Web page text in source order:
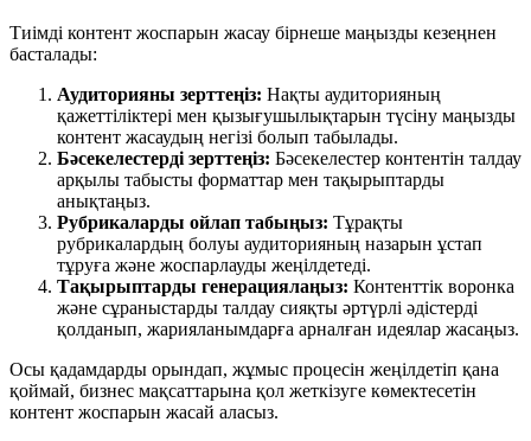
Тиімді контент жоспарын жасау бірнеше маңызды кезеңнен
басталады:
Аудиторияны зерттеңіз: Нақты аудиторияның
қажеттіліктері мен қызығушылықтарын түсіну маңызды
контент жасаудың негізі болып табылады.
Бәсекелестерді зерттеңіз: Бәсекелестер контентін талдау
арқылы табысты форматтар мен тақырыптарды
анықтаңыз.
Рубрикаларды ойлап табыңыз: Тұрақты
рубрикалардың болуы аудиторияның назарын ұстап
тұруға және жоспарлауды жеңілдетеді.
Тақырыптарды генерациялаңыз: Контенттік воронка
және сұраныстарды талдау сияқты әртүрлі әдістерді
қолданып, жарияланымдарға арналған идеялар жасаңыз.
Осы қадамдарды орындап, жұмыс процесін жеңілдетіп қана
қоймай, бизнес мақсаттарына қол жеткізуге көмектесетін
контент жоспарын жасай аласыз.